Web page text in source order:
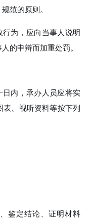
范的原则。
为，应向当事人说明
的申辩而加重处罚。
内，承办人员应将实
、视听资料等按下列
鉴定结论、证明材料